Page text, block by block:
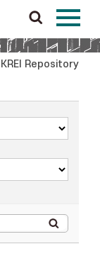
KREI Repository